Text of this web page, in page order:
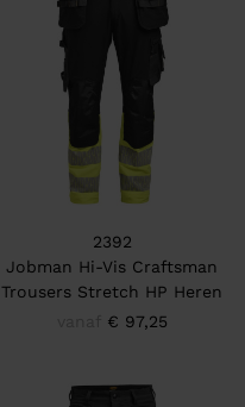
2392
Jobman Hi-Vis Craftsman
Trousers Stretch HP Heren
€ 97,25